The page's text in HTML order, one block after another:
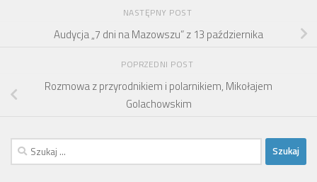
NASTĘPNY POST
Audycja „7 dni na Mazowszu” z 13 października
POPRZEDNI POST
Rozmowa z przyrodnikiem i polarnikiem, Mikołajem
Golachowskim
Szukaj: